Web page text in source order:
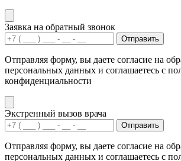
Заявка на обратный звонок
Отправить
Отправляя форму, вы даете согласие на
персональных данных и соглашаетесь с
конфиденциальности
Экстренный вызов врача
Отправить
Отправляя форму, вы даете согласие на
персональных данных и соглашаетесь с